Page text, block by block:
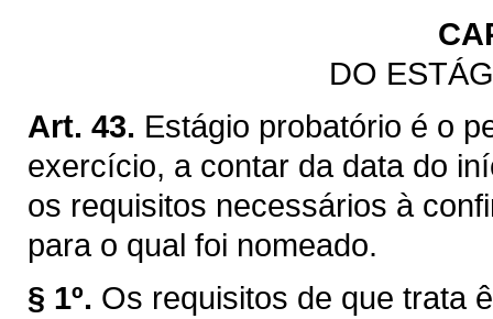
DO
Art. 43. Estágio probatório é o
exercício, a contar da data do
os requisitos necessários à
para o qual foi nomeado.
§ 1º. Os requisitos de que trata